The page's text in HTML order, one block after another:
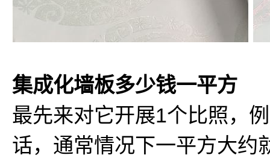
集成化墙板多少钱一平方
最先来对它开展1个比照，
话，通常情况下一平方大约